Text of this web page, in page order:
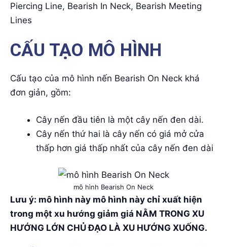
Piercing Line, Bearish In Neck, Bearish Meeting
Lines
CẤU TẠO MÔ HÌNH
Cấu tạo của mô hình nến Bearish On Neck khá
đơn giản, gồm:
Cây nến đầu tiên là một cây nến đen dài.
Cây nến thứ hai là cây nến có giá mở cửa
thấp hơn giá thấp nhất của cây nến đen dài
mô hình Bearish On Neck
Lưu ý: mô hình này mô hình này chỉ xuất hiện
trong một xu hướng giảm giá NẰM TRONG XU
HƯỚNG LỚN CHỦ ĐẠO LÀ XU HƯỚNG XUỐNG.